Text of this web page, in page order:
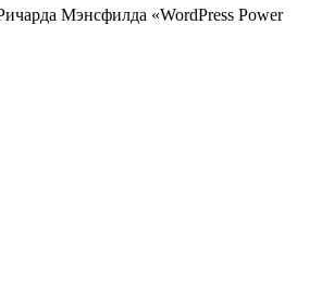
Мэнсфилда «WordPress Power